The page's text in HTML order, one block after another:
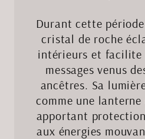
Durant cette
cristal de roche
intérieurs et facilite
messages venus
ancêtres. Sa
comme une lanterne
apportant
aux énergies